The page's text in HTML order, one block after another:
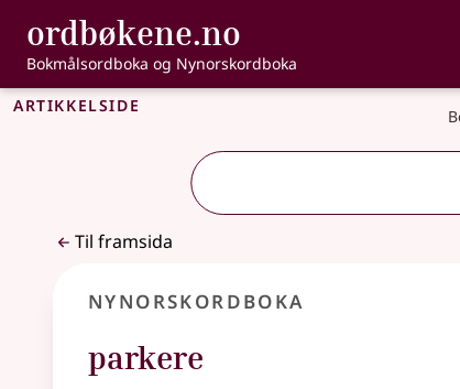
Gå til hovudinnhald
Tilgjenge
ordbøkene.no ,
Bokmålsordboka og Nynorskordboka
Artikkelside
Til framsida
Nynorskordboka
parkere